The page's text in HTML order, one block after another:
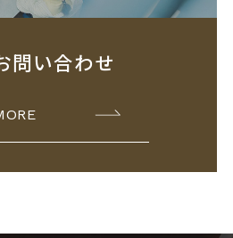
問い合わせ